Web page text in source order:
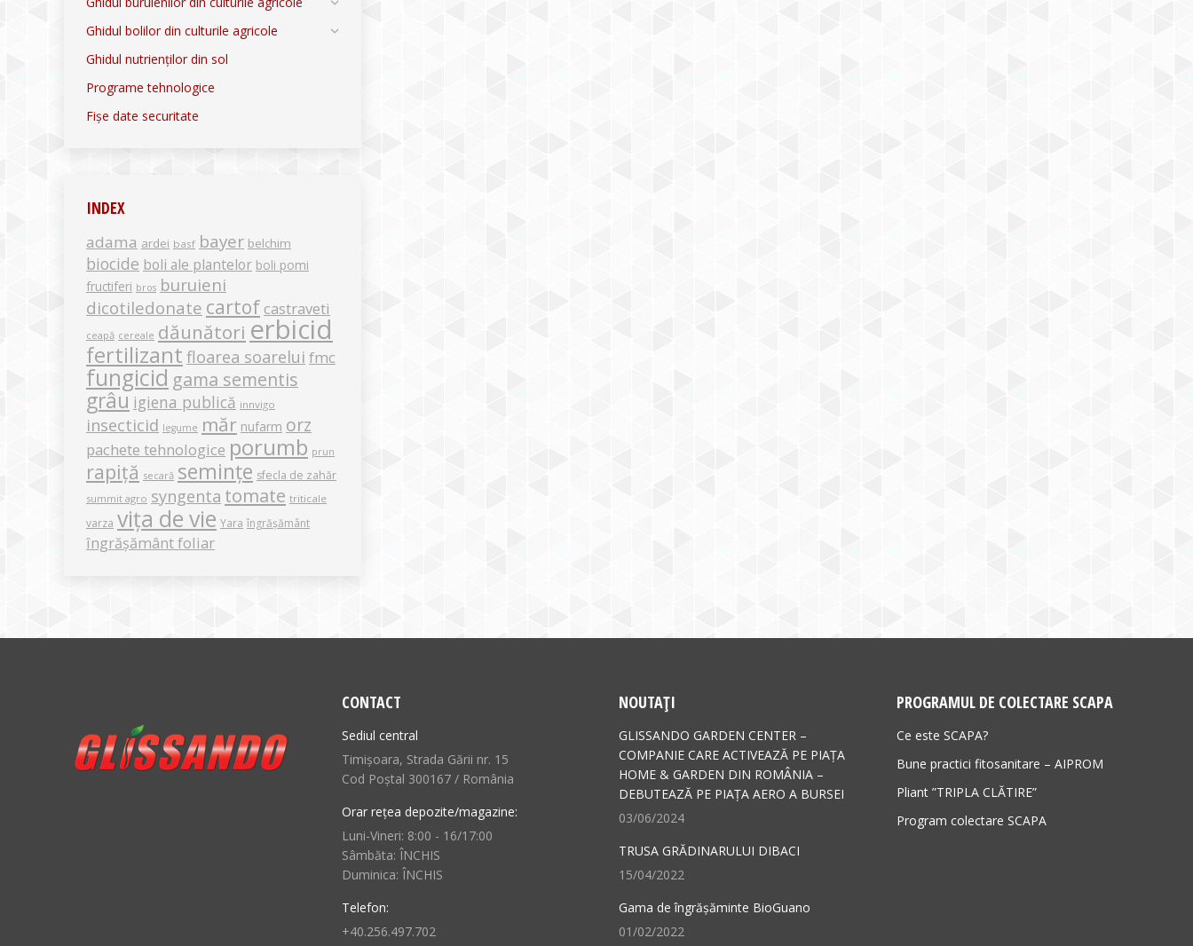
Ghidul bolilor din culturile agricole
Ghidul nutrienților din sol
Programe tehnologice
Fișe date securitate
INDEX
adama ardei basf bayer belchim
biocide boli ale plantelor boli pomi
fructiferi bros buruieni
dicotiledonate cartof castraveti
ceapă cereale dăunători erbicid
fertilizant floarea soarelui fmc
fungicid gama sementis
grâu igiena publică innvigo
insecticid legume măr nufarm orz
pachete tehnologice porumb prun
rapiță secară semințe sfecla de zahăr
summit agro syngenta tomate triticale
varza vița de vie Yara îngrășământ
îngrășământ foliar
CONTACT
Sediul central
Timișoara, Strada Gării nr. 15
Cod Poștal 300167 / România
Orar rețea depozite/magazine:
Luni-Vineri: 8:00 - 16/17:00
Sâmbăta: ÎNCHIS
Duminica: ÎNCHIS
Telefon:
+40.256.497.702
NOUTAȚI
GLISSANDO GARDEN CENTER –
COMPANIE CARE ACTIVEAZĂ PE PIAȚA
HOME & GARDEN DIN ROMÂNIA –
DEBUTEAZĂ PE PIAȚA AERO A BURSEI
03/06/2024
TRUSA GRĂDINARULUI DIBACI
15/04/2022
Gama de îngrășăminte BioGuano
01/02/2022
PROGRAMUL DE COLECTARE SCAPA
Ce este SCAPA?
Bune practici fitosanitare – AIPROM
Pliant ”TRIPLA CLĂTIRE”
Program colectare SCAPA